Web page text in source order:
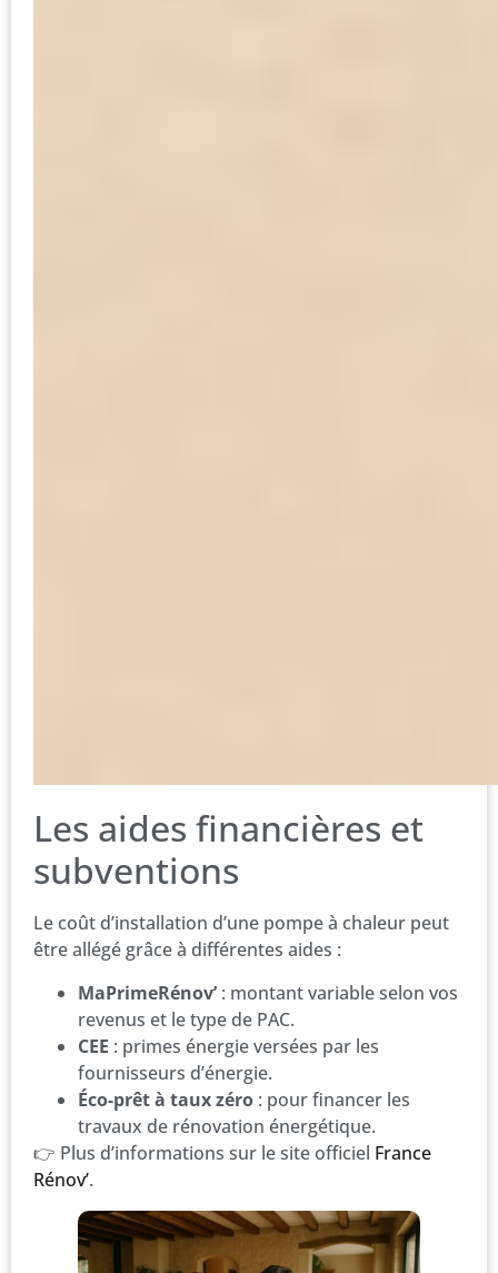
Les aides financières et
subventions
Le coût d’installation d’une pompe à chaleur peut
être allégé grâce à différentes aides :
MaPrimeRénov’: montant variable selon vos
revenus et le type de PAC.
CEE : primes énergie versées par les
fournisseurs d’énergie.
Éco-prêt à taux zéro : pour financer les
travaux de rénovation énergétique.
👉 Plus d’informations sur le site officiel France
Rénov’.